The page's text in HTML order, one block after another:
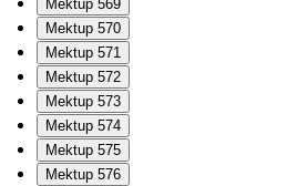
Mektup 569
Mektup 570
Mektup 571
Mektup 572
Mektup 573
Mektup 574
Mektup 575
Mektup 576